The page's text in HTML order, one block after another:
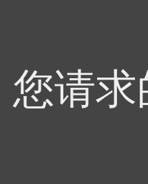
您请